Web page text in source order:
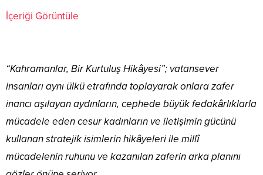
İçeriği Görüntüle
“Kahramanlar, Bir Kurtuluş Hikâyesi”; vatansever
insanları aynı ülkü etrafında toplayarak onlara zafer
inancı aşılayan aydınların, cephede büyük fedakârlıklarla
mücadele eden cesur kadınların ve iletişimin gücünü
kullanan stratejik isimlerin hikâyeleri ile millî
mücadelenin ruhunu ve kazanılan zaferin arka planını